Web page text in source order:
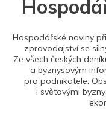
Hospodářské noviny
zpravodajství se
Ze všech českých
a byznysovým
pro podnikatele.
i světovými